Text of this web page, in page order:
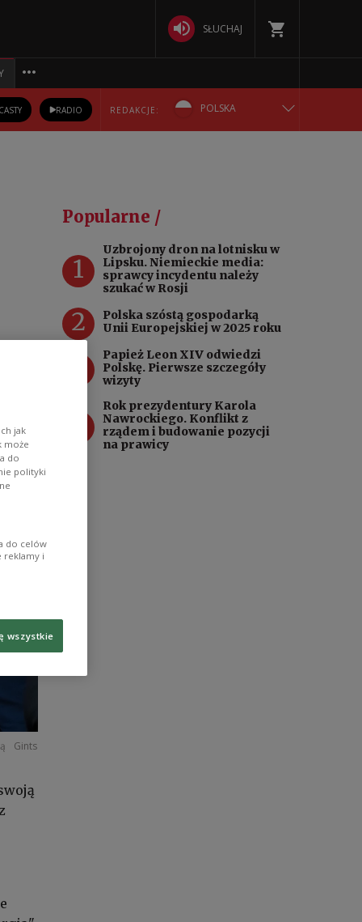
SŁUCHAJ
RADIO REDAKCJE: POLSKA
РУССКИЙ
УКРАЇНСЬКА
Gints
Popularne /
1
Uzbrojony dron na lotnisku w
Lipsku. Niemieckie media:
sprawcy incydentu należy
szukać w Rosji
2
Polska szóstą gospodarką
Unii Europejskiej w 2025 roku
Papież Leon XIV odwiedzi
Polskę. Pierwsze szczegóły
wizyty
Rok prezydentury Karola
Nawrockiego. Konflikt z
rządem i budowanie pozycji
na prawicy
jak
może
do
polityki
do celów
reklamy i
wszystkie